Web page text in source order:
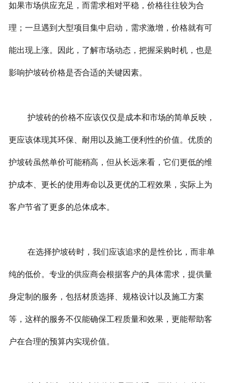
如果市场供应充足，而需求相对平稳，价格往往较为合
理；一旦遇到大型项目集中启动，需求激增，价格就有可
能出现上涨。因此，了解市场动态，把握采购时机，也是
影响护坡砖价格是否合适的关键因素。
护坡砖的价格不应该仅仅是成本和市场的简单反映，
更应该体现其环保、耐用以及施工便利性的价值。优质的
护坡砖虽然单价可能稍高，但从长远来看，它们更低的维
护成本、更长的使用寿命以及更优的工程效果，实际上为
客户节省了更多的总体成本。
在选择护坡砖时，我们应该追求的是性价比，而非单
纯的低价。专业的供应商会根据客户的具体需求，提供量
身定制的服务，包括材质选择、规格设计以及施工方案
等，这样的服务不仅能确保工程质量和效果，更能帮助客
户在合理的预算内实现价值。